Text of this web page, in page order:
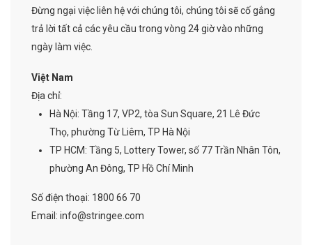
Đừng ngại việc liên hệ với chúng tôi, chúng tôi sẽ cố gắng
trả lời tất cả các yêu cầu trong vòng 24 giờ vào những
ngày làm việc.
Việt Nam
Địa chỉ:
Hà Nội: Tầng 17, VP2, tòa Sun Square, 21 Lê Đức
Thọ, phường Từ Liêm, TP Hà Nội
TP HCM: Tầng 5, Lottery Tower, số 77 Trần Nhân Tôn,
phường An Đông, TP Hồ Chí Minh
Số điện thoại: 1800 66 70
Email: info@stringee.com